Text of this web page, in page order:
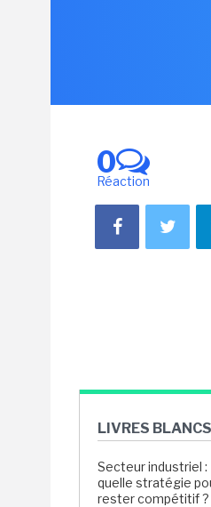
0
Réaction
LIVRES BLANCS
Secteur industriel :
quelle stratégie
rester compétitif ?